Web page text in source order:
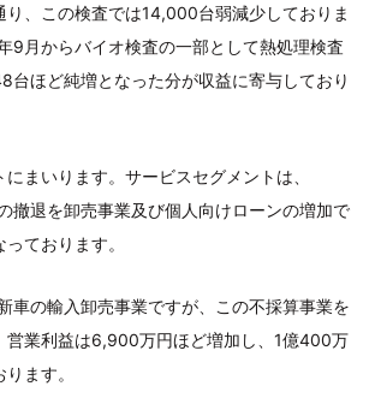
り、この検査では14,000台弱減少しておりま
9月からバイオ検査の一部として熱処理検査
台ほど純増となった分が収益に寄与しており
まいります。サービスセグメントは、
撤退を卸売事業及び個人向けローンの増加で
ております。
車の輸入卸売事業ですが、この不採算事業を
営業利益は6,900万円ほど増加し、1億400万
ます。